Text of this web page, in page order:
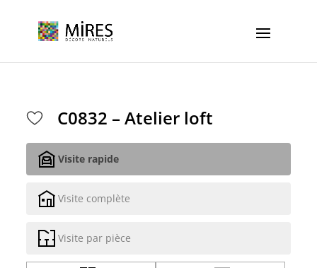
C0832 – Atelier loft
Visite rapide
Visite complète
Visite par pièce